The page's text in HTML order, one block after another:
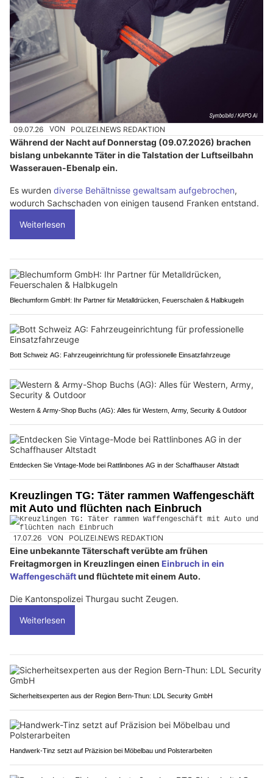
09.07.26 VON POLIZEI.NEWS REDAKTION
Während der Nacht auf Donnerstag (09.07.2026) brachen
bislang unbekannte Täter in die Talstation der Luftseilbahn
Wasserauen-Ebenalp ein.
Es wurden diverse Behältnisse gewaltsam aufgebrochen,
wodurch Sachschaden von einigen tausend Franken entstand.
Weiterlesen
Blechumform GmbH: Ihr Partner für Metalldrücken, Feuerschalen & Halbkugeln
Bott Schweiz AG: Fahrzeugeinrichtung für professionelle Einsatzfahrzeuge
Western & Army-Shop Buchs (AG): Alles für Western, Army, Security & Outdoor
Entdecken Sie Vintage-Mode bei Rattlinbones AG in der Schaffhauser Altstadt
Kreuzlingen TG: Täter rammen Waffengeschäft
mit Auto und flüchten nach Einbruch
17.07.26 VON POLIZEI.NEWS REDAKTION
Eine unbekannte Täterschaft verübte am frühen
Freitagmorgen in Kreuzlingen einen Einbruch in ein
Waffengeschäftund flüchtete mit einem Auto.
Die Kantonspolizei Thurgau sucht Zeugen.
Weiterlesen
Sicherheitsexperten aus der Region Bern-Thun: LDL Security GmbH
Handwerk-Tinz setzt auf Präzision bei Möbelbau und Polsterarbeiten